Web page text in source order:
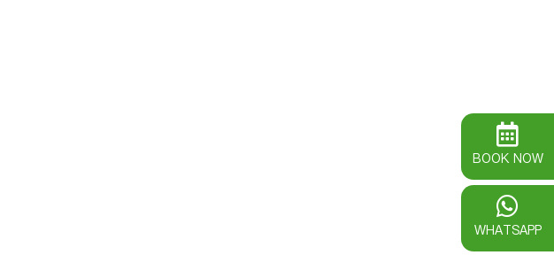
BOOK NOW
WHATSAPP